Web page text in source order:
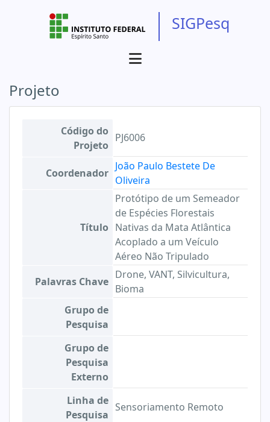
SIGPesq
Projeto
Código do
Projeto
PJ6006
Coordenador
João Paulo Bestete De
Oliveira
Título
Protótipo de um Semeador
de Espécies Florestais
Nativas da Mata Atlântica
Acoplado a um Veículo
Aéreo Não Tripulado
Palavras Chave
Drone, VANT, Silvicultura,
Bioma
Grupo de
Pesquisa
Grupo de
Pesquisa
Externo
Linha de
Pesquisa
Sensoriamento Remoto